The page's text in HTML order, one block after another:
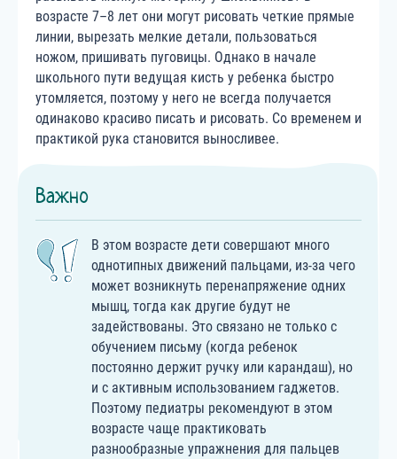
возрасте 7–8 лет они могут рисовать четкие прямые
линии, вырезать мелкие детали, пользоваться
ножом, пришивать пуговицы. Однако в начале
школьного пути ведущая кисть у ребенка быстро
утомляется, поэтому у него не всегда получается
одинаково красиво писать и рисовать. Со временем и
практикой рука становится выносливее.
Важно
В этом возрасте дети совершают много
однотипных движений пальцами, из-за чего
может возникнуть перенапряжение одних
мышц, тогда как другие будут не
задействованы. Это связано не только с
обучением письму (когда ребенок
постоянно держит ручку или карандаш), но
и с активным использованием гаджетов.
Поэтому педиатры рекомендуют в этом
возрасте чаще практиковать
разнообразные упражнения для пальцев